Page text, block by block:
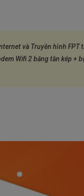
và Truyền hình FPT
Wifi 2 băng tần kép +